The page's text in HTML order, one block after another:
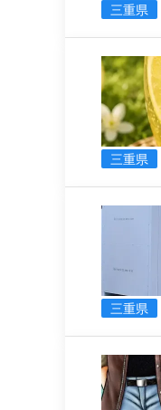
三重県
三重県
三重県